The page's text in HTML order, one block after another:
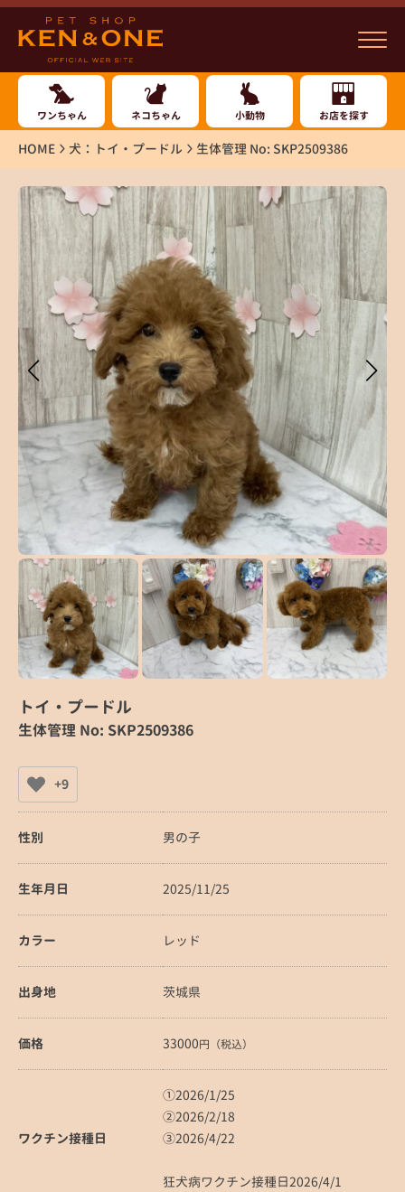
ワンちゃん ネコちゃん 小動物 お店を探す
HOME 犬：トイ・プードル 生体管理 No: SKP2509386
トイ・プードル
生体管理 No: SKP2509386
+9
性別 男の子
生年月日 2025/11/25
カラー レッド
出身地 茨城県
価格 33000円（税込）
ワクチン接種日
①2026/1/25
②2026/2/18
③2026/4/22
狂犬病ワクチン接種日2026/4/1